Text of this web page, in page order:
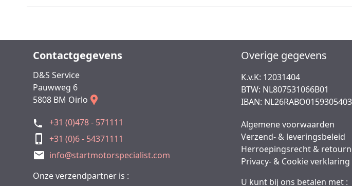
Contactgegevens
D&S Service
Pauwweg 6
5808 BM Oirlo
+31 (0)478 - 571111
+31 (0)6 - 54371111
info@startmotorspecialist.com
Onze verzendpartner is :
Overige gegevens
K.v.K: 12031404
BTW: NL807531066B01
IBAN: NL26RABO0159305403
Algemene voorwaarden
Verzend- & leveringsbeleid
Herroepingsrecht &
Privacy- & Cookie verklaring
U kunt bij ons betalen met :